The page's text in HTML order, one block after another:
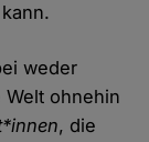
weder
ohnehin
, die